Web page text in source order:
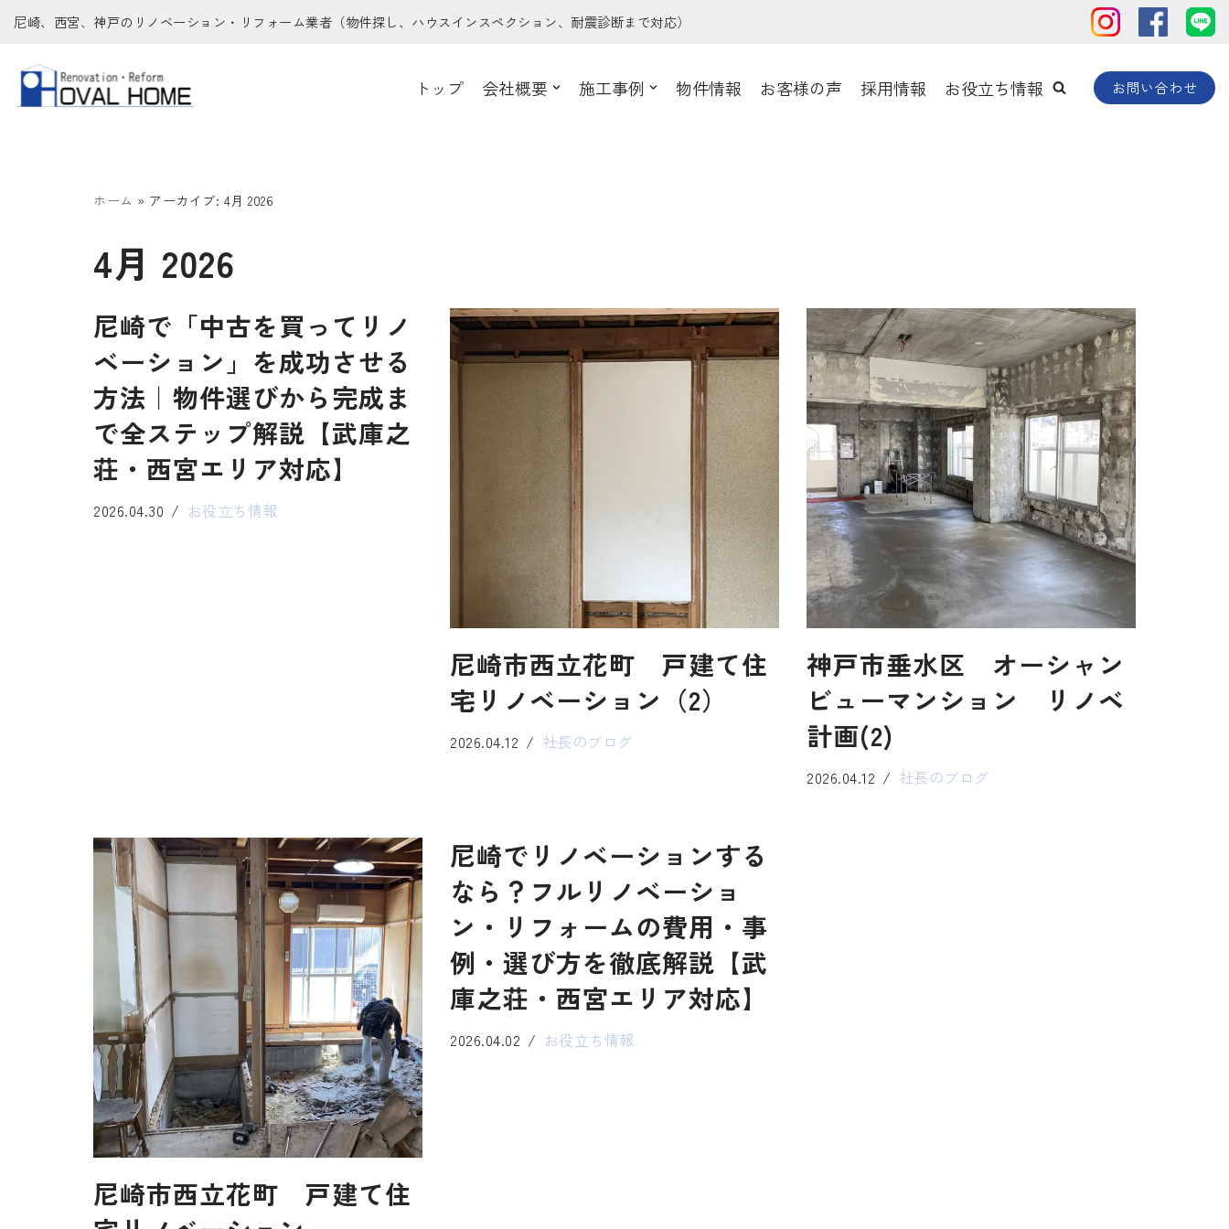
ン
テ
尼崎、西宮、神戸のリノベーション・リフォーム業者（物件探し、ハウスインスペクション、耐震診断まで対応）
トップ 会社概要 施工事例 物件情報 お客様の声 採用情報 お役立ち情報 お問い合わせ
ホーム » アーカイブ: 4月 2026
4月 2026
尼崎で「中古を買ってリノ
ベーション」を成功させる
方法｜物件選びから完成ま
で全ステップ解説【武庫之
荘・西宮エリア対応】
2026.04.30 お役立ち情報
尼崎市西立花町 戸建て住
宅リノベーション（2）
2026.04.12 社長のブログ
神戸市垂水区 オーシャン
ビューマンション リノベ
計画(2)
2026.04.12 社長のブログ
尼崎市西立花町 戸建て住
尼崎でリノベーションする
なら？フルリノベーショ
ン・リフォームの費用・事
例・選び方を徹底解説【武
庫之荘・西宮エリア対応】
2026.04.02 お役立ち情報